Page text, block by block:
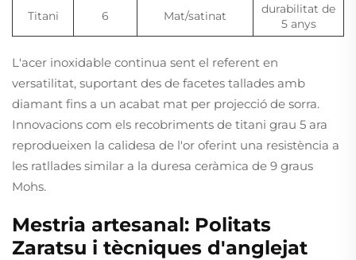
Titani 6 Mat/satinat
durabilitat de
5 anys
L'acer inoxidable continua sent el referent en
versatilitat, suportant des de facetes tallades amb
diamant fins a un acabat mat per projecció de sorra.
Innovacions com els recobriments de titani grau 5 ara
reprodueixen la calidesa de l'or oferint una resistència a
les ratllades similar a la duresa ceràmica de 9 graus
Mohs.
Mestria artesanal: Politats
Zaratsu i tècniques d'anglejat